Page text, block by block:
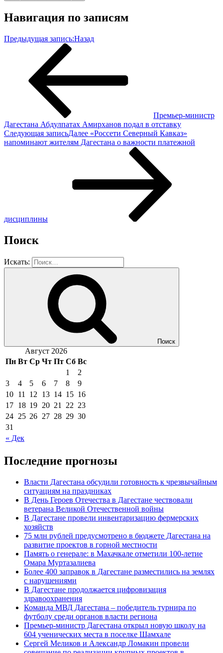
Навигация по записям
Предыдущая запись:Назад
Премьер-министр
Дагестана Абдулпатах Амирханов подал в отставку
Следующая записьДалее «Россети Северный Кавказ»
напоминают жителям Дагестана о важности платежной
дисциплины
Поиск
Искать:
Поиск
Август 2026
Пн Вт Ср Чт Пт Сб Вс
« Дек
1
2
3
4 5 6 7 8
9
10 11 12 13 14 15 16
17 18 19 20 21 22 23
24 25 26 27 28 29 30
31
Последние прогнозы
Власти Дагестана обсудили готовность к чрезвычайным
ситуациям на праздниках
В День Героев Отечества в Дагестане чествовали
ветерана Великой Отечественной войны
В Дагестане провели инвентаризацию фермерских
хозяйств
75 млн рублей предусмотрено в бюджете Дагестана на
развитие проектов в горной местности
Память о генерале: в Махачкале отметили 100-летие
Омара Муртазалиева
Более 400 заправок в Дагестане разместились на землях
с нарушениями
В Дагестане продолжается цифровизация
здравоохранения
Команда МВД Дагестана – победитель турнира по
футболу среди органов власти региона
Премьер-министр Дагестана открыл новую школу на
604 ученических места в поселке Шамхале
Сергей Меликов и Александр Ломакин провели